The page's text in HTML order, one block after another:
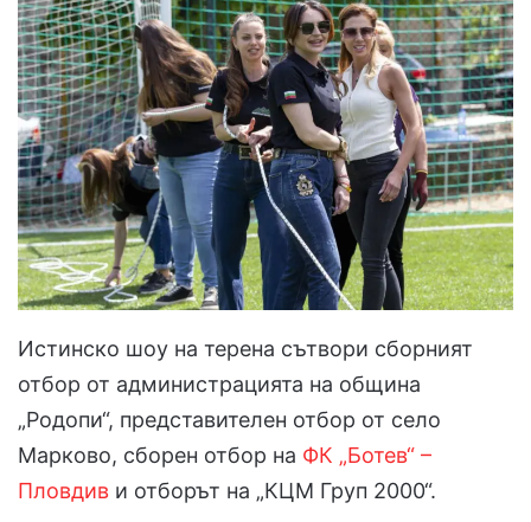
Истинско шоу на терена сътвори сборният
отбор от администрацията на община
„Родопи“, представителен отбор от село
Марково, сборен отбор на ФК „Ботев“ –
Пловдив и отборът на „КЦМ Груп 2000“.